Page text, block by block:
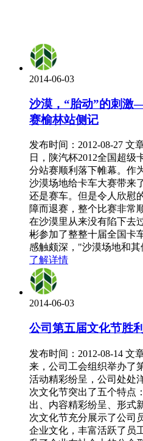
2014-06-03
沙漠，“胎动”的刺
赛榆林站侧记
发布时间：2012-08-27 文
日，陕汽杯2012全国超级
分站赛顺利落下帷幕。作
沙漠场地给卡车大赛带来
还是赛车。但是令人欣慰
障而退赛，整个比赛非常
在沙漠里从来没有陷下去
彬参加了整整十届全国卡
感触颇深，"沙漠场地和
了解详情
2014-06-03
公司第五届文化节胜
发布时间：2012-08-14
来，公司工会组织举办了
活动精彩纷呈，公司处处
次文化节突出了五个特点
出、内容精彩纷呈、形式
次文化节充分展示了公司
企业文化，丰富活跃了员